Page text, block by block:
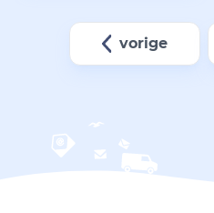
vorige